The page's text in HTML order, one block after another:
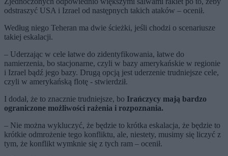
odstraszyć USA i Izrael od następnych takich ataków – ocenił.
Według niego Teheran ma dwie ścieżki, jeśli chodzi o scenariusze
takiej eskalacji.
– Uderzając w cele łatwe do zidentyfikowania, łatwe do
namierzenia, bo stacjonarne, czyli w bazy amerykańskie w regionie
i Izrael bądź jego bazy. Drugą opcją jest uderzenie trudniejsze cele,
czyli w amerykańską flotę - stwierdził.
I dodał, że to znacznie trudniejsze, bo Irańczycy mają bardzo
ograniczone możliwości rażenia i rozpoznania.
– Nie można wykluczyć, że będzie to krótka eskalacja, że będzie to
krótkie odmrożenie tego konfliktu, ale, niestety, musimy się liczyć z
tym, że konflikt wymknie się z tych ram – ocenił.